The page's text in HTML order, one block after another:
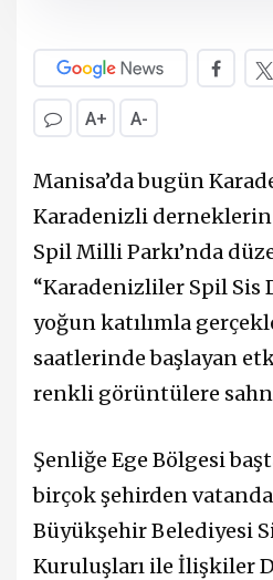
A+ A-
Manisa’da bugün
Karadenizli
Spil Milli Parkı’nda
“Karadenizliler Spil Sis
yoğun katılımla
saatlerinde başlayan
renkli görüntülere
Şenliğe Ege Bölgesi
birçok şehirden
Büyükşehir Belediyesi
Kuruluşları ile İlişkiler